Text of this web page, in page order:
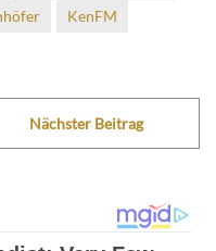
KenFM
Nächster Beitrag